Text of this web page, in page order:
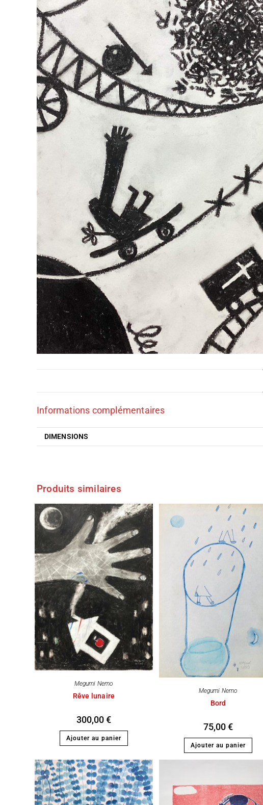
Informations complémentaires
DIMENSIONS
Produits similaires
Megumi Nemo
Rêve lunaire
300,00€
Ajouter au panier
Megumi Nemo
Bord
75,00€
Ajouter au panier